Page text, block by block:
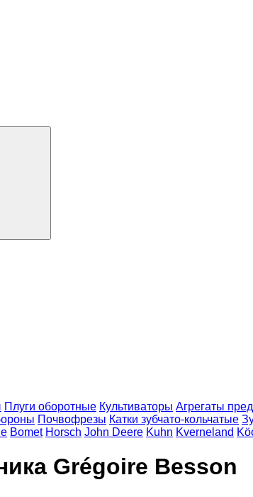
Плуги оборотные Культиваторы Агрегаты
Почвофрезы Катки зубчато-кольчатые
Bomet Horsch John Deere Kuhn Kverneland
Grégoire Besson